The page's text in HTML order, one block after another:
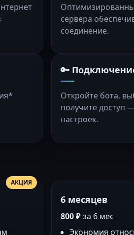
сервера
соединение.
🔑
Откройте бота,
получите доступ
настроек.
АКЦИЯ
6 месяцев
800 ₽за 6 мес
Экономия